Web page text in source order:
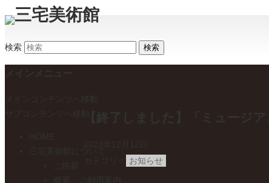
検索
お知らせ